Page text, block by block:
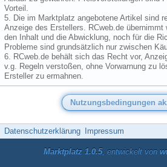
Vorteil.
5. Die im Marktplatz angebotene Artikel sind
Anzeige des Erstellers. RCweb.de übernimmt
den Inhalt und die Abwicklung, noch für die
Probleme sind grundsätzlich nur zwischen
6. RCweb.de behält sich das Recht vor,
v.g. Regeln verstoßen, ohne Vorwarnung zu
Ersteller zu ermahnen.
Datenschutzerklärung Impressum
Marktplatz 1.0.5, entwickelt von